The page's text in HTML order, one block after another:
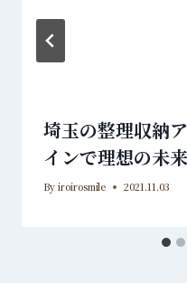
埼玉の整理収納
インで理想の未
By iroirosmile 2021.11.03